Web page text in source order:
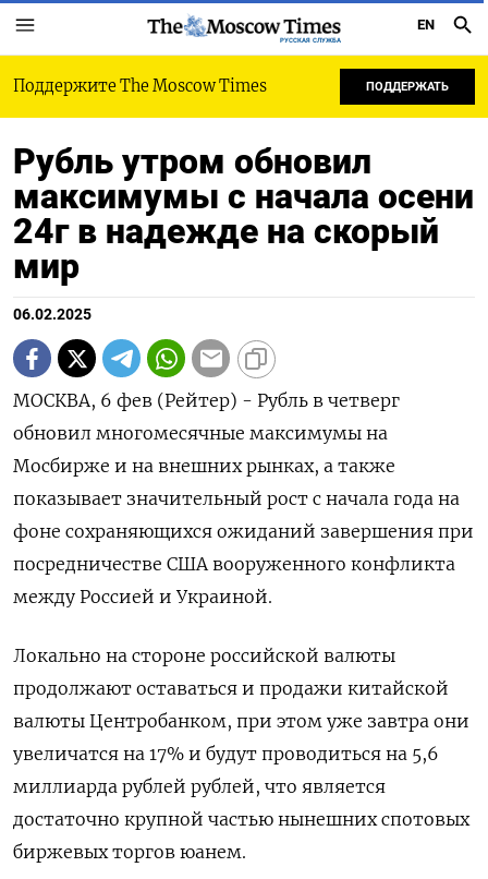
РУССКАЯ СЛУЖБА
EN
Поддержите The Moscow Times ПОДДЕРЖАТЬ
Рубль утром обновил
максимумы с начала осени
24г в надежде на скорый
мир
06.02.2025
МОСКВА, 6 фев (Рейтер) - Рубль в четверг
обновил многомесячные максимумы на
Мосбирже и на внешних рынках, а также
показывает значительный рост с начала года на
фоне сохраняющихся ожиданий завершения при
посредничестве США вооруженного конфликта
между Россией и Украиной.
Локально на стороне российской валюты
продолжают оставаться и продажи китайской
валюты Центробанком, при этом уже завтра они
увеличатся на 17% и будут проводиться на 5,6
миллиарда рублей рублей, что является
достаточно крупной частью нынешних спотовых
биржевых торгов юанем.